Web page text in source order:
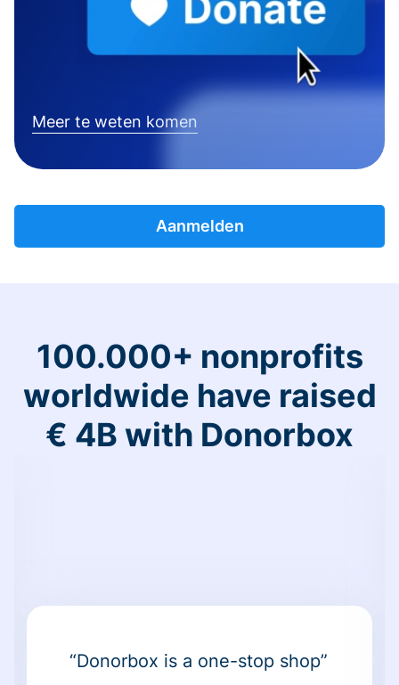
Meer te weten komen
Aanmelden
100.000+ nonprofits
worldwide have raised
€ 4B with Donorbox
“Donorbox is a one-stop shop”